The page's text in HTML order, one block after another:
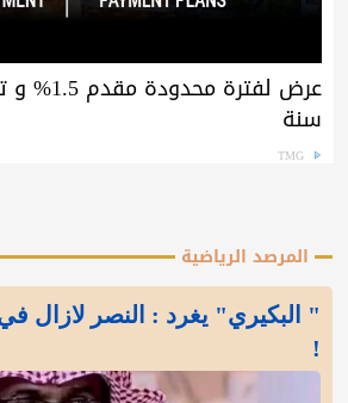
سنة
TMG
المرصد الرياضية
" البكيري" يغرد : النصر لازال في
!